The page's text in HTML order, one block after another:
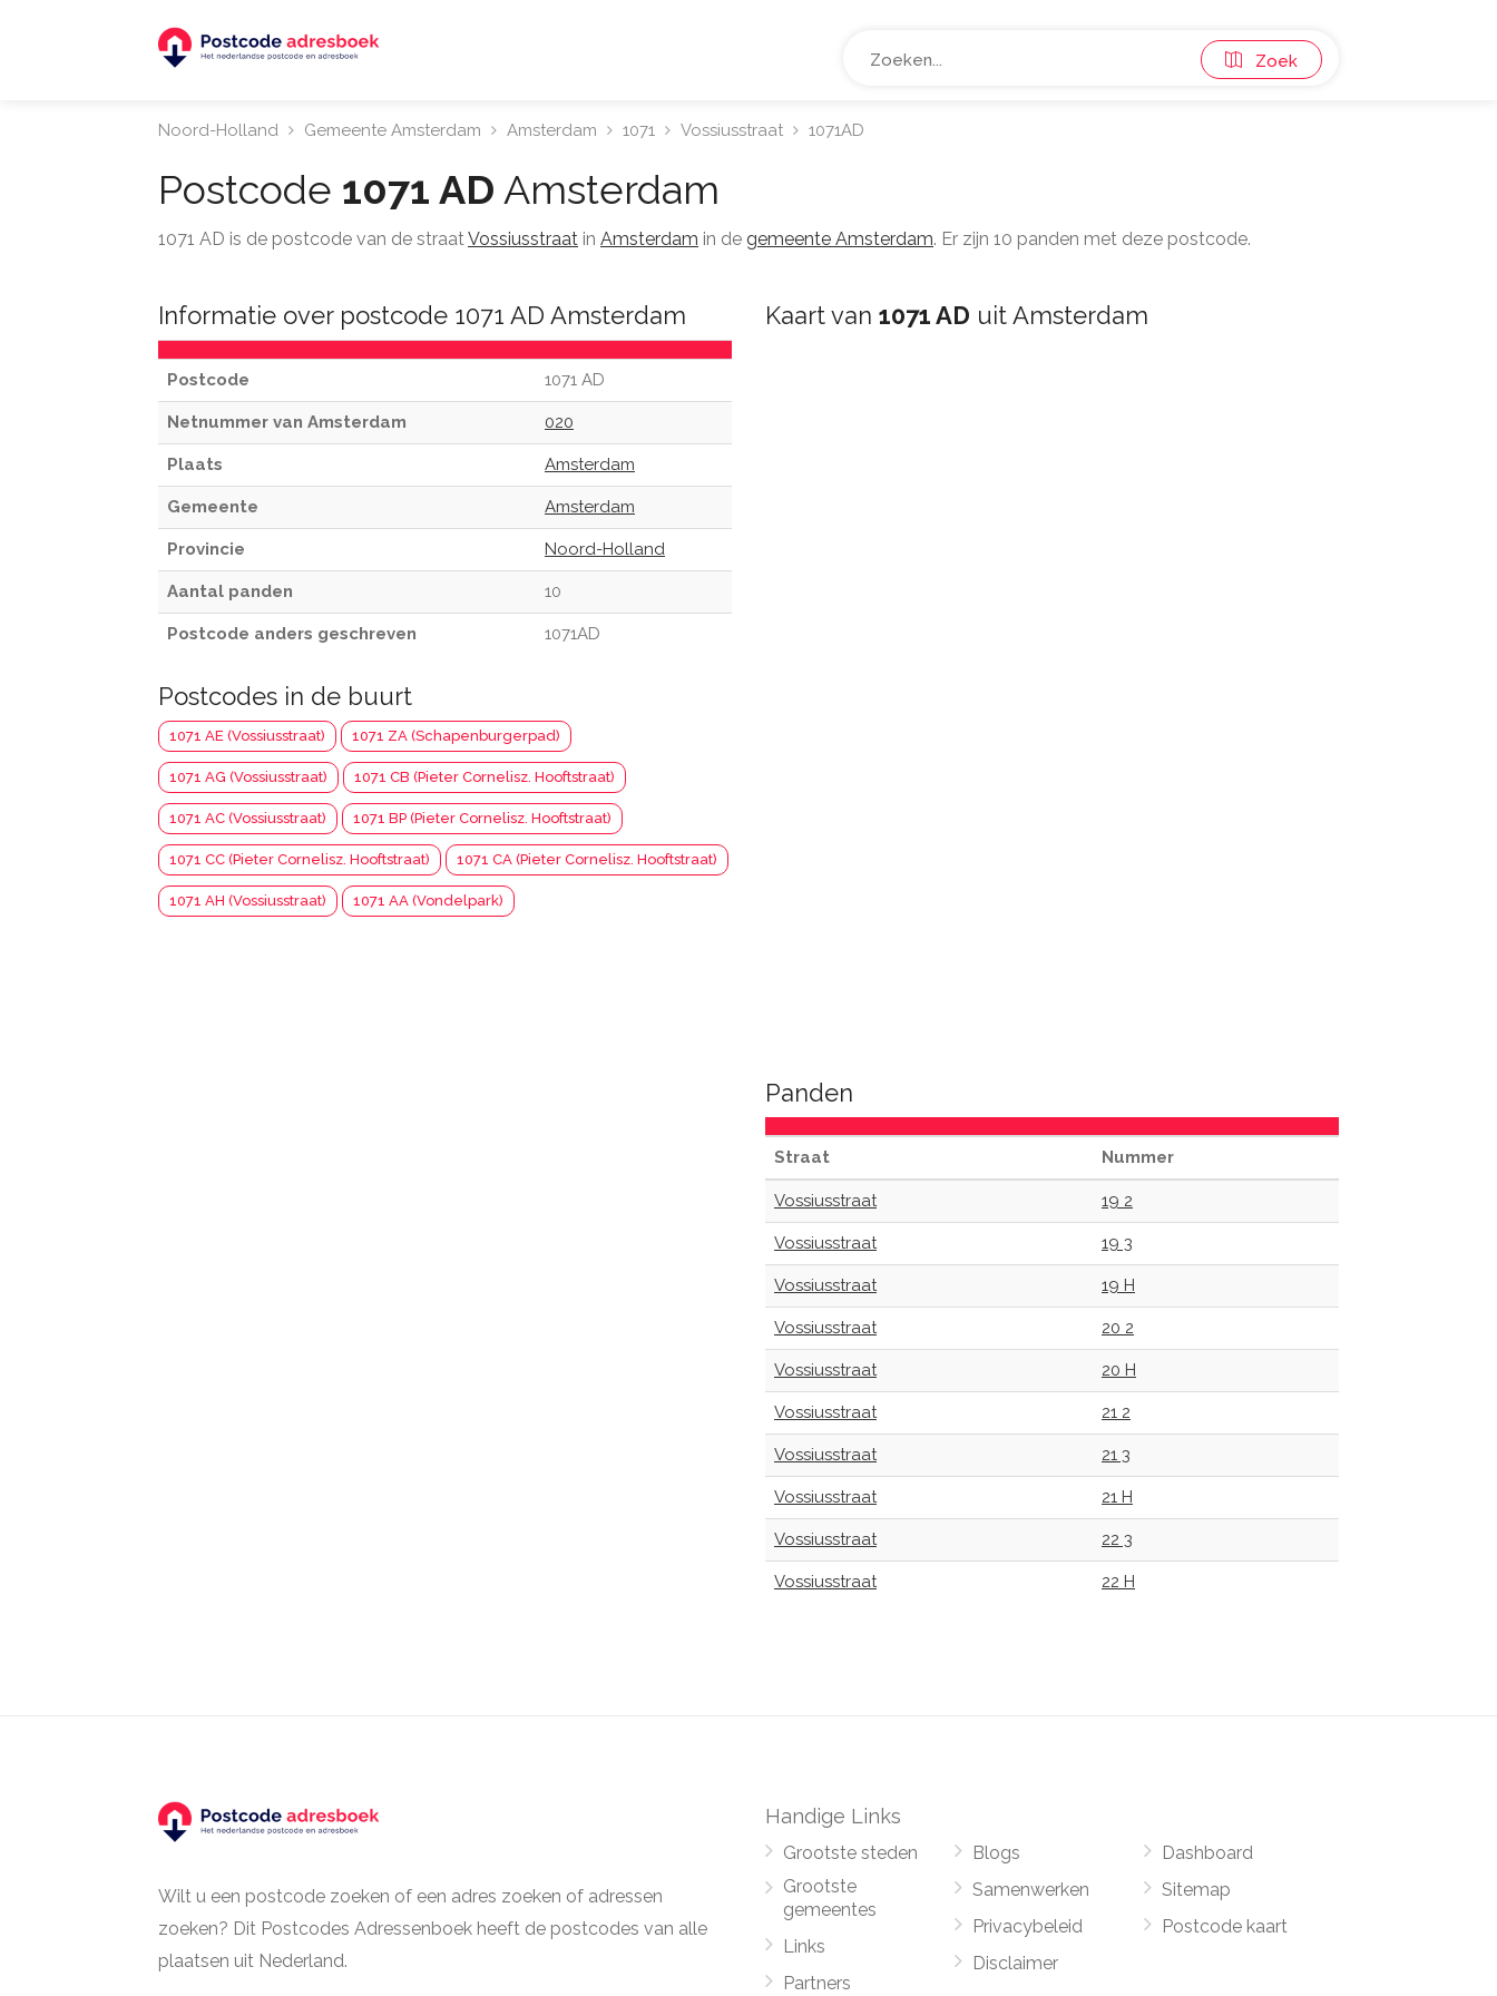
Zoek
Noord-Holland Gemeente Amsterdam Amsterdam 1071 Vossiusstraat 1071AD
Postcode 1071 AD Amsterdam
1071 AD is de postcode van de straatVossiusstraat in Amsterdam in de gemeente Amsterdam. Er zijn 10 panden met deze postcode.
Informatie over postcode 1071 AD Amsterdam
Postcode 1071 AD
Netnummer van Amsterdam 020
Plaats Amsterdam
Gemeente Amsterdam
Provincie Noord-Holland
Aantal panden 10
Postcode anders geschreven 1071AD
Postcodes in de buurt
1071 AE (Vossiusstraat) 1071 ZA (Schapenburgerpad)
1071 AG (Vossiusstraat) 1071 CB (Pieter Cornelisz. Hooftstraat)
1071 AC (Vossiusstraat) 1071 BP (Pieter Cornelisz. Hooftstraat)
1071 CC (Pieter Cornelisz. Hooftstraat) 1071 CA (Pieter Cornelisz. Hooftstraat)
1071 AH (Vossiusstraat) 1071 AA (Vondelpark)
Kaart van 1071 AD uit Amsterdam
Panden
Straat Nummer
Vossiusstraat 19 2
Vossiusstraat 19 3
Vossiusstraat 19 H
Vossiusstraat 20 2
Vossiusstraat 20 H
Vossiusstraat 21 2
Vossiusstraat 21 3
Vossiusstraat 21 H
Vossiusstraat 22 3
Vossiusstraat 22 H
Wilt u een postcode zoeken of een adres zoeken of adressen
zoeken? Dit Postcodes Adressenboek heeft de postcodes van alle
plaatsen uit Nederland.
Handige Links
Grootste steden
Grootste
gemeentes
Links
Partners
Blogs
Samenwerken
Privacybeleid
Disclaimer
Dashboard
Sitemap
Postcode kaart